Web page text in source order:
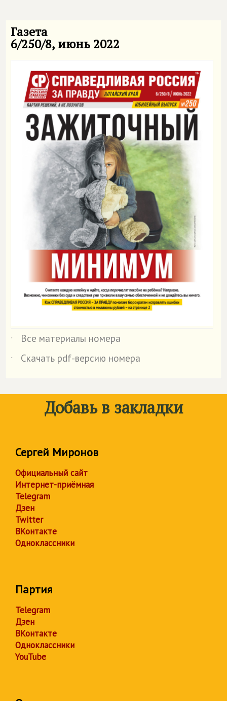
Газета
6/250/8, июнь 2022
˙
Все материалы номера
˙
Скачать pdf-версию номера
Добавь в закладки
Сергей Миронов
Официальный сайт
Интернет-приёмная
Telegram
Дзен
Twitter
ВКонтакте
Одноклассники
Партия
Telegram
Дзен
ВКонтакте
Одноклассники
YouTube